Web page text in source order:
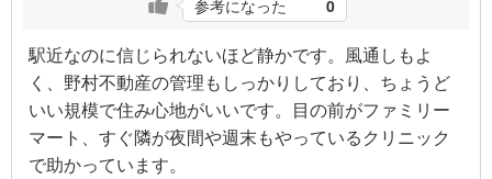
参考になった 0
駅近なのに信じられないほど静かです。風通しもよ
く、野村不動産の管理もしっかりしており、ちょうど
いい規模で住み心地がいいです。目の前がファミリー
マート、すぐ隣が夜間や週末もやっているクリニック
で助かっています。